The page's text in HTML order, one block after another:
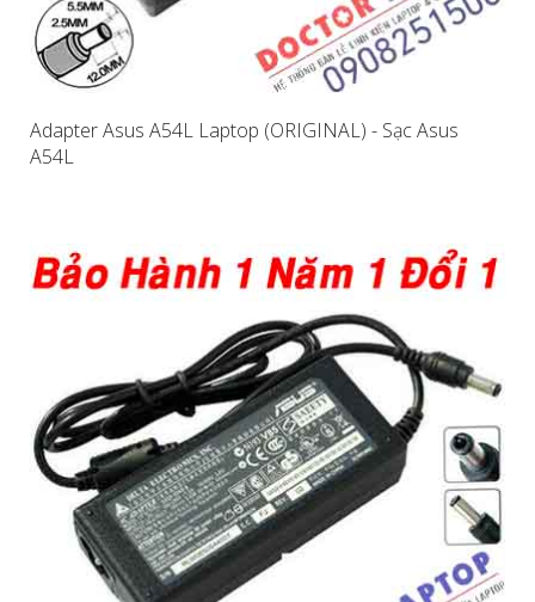
Adapter Asus A54L Laptop (ORIGINAL) - Sạc Asus
A54L